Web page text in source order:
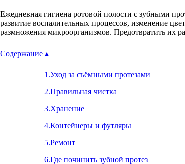
Ежедневная гигиена ротовой полости с зубными
развитие воспалительных процессов, изменение
размножения микроорганизмов. Предотвратить их
Содержание ▴
1.Уход за съёмными протезами
2.Правильная чистка
3.Хранение
4.Контейнеры и футляры
5.Ремонт
6.Где починить зубной протез